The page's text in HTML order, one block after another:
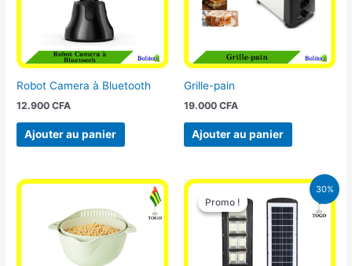
Robot Camera à Bluetooth
12.900CFA
Ajouter au panier
Grille-pain
19.000 CFA
Ajouter au panier
30%
Promo !
Promo !
Le
prix
initial
était :
50.000 CFA.
Le
prix
actuel
est :
35.000